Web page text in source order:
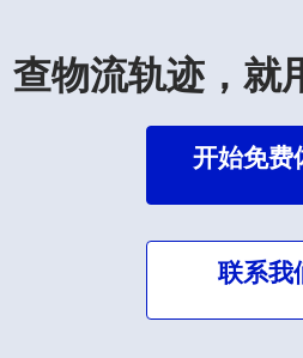
查物流轨迹，就
开始免费
联系我